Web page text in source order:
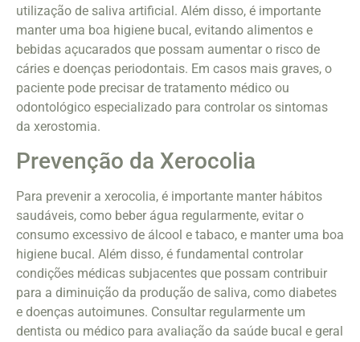
utilização de saliva artificial. Além disso, é importante
manter uma boa higiene bucal, evitando alimentos e
bebidas açucarados que possam aumentar o risco de
cáries e doenças periodontais. Em casos mais graves, o
paciente pode precisar de tratamento médico ou
odontológico especializado para controlar os sintomas
da xerostomia.
Prevenção da Xerocolia
Para prevenir a xerocolia, é importante manter hábitos
saudáveis, como beber água regularmente, evitar o
consumo excessivo de álcool e tabaco, e manter uma boa
higiene bucal. Além disso, é fundamental controlar
condições médicas subjacentes que possam contribuir
para a diminuição da produção de saliva, como diabetes
e doenças autoimunes. Consultar regularmente um
dentista ou médico para avaliação da saúde bucal e geral